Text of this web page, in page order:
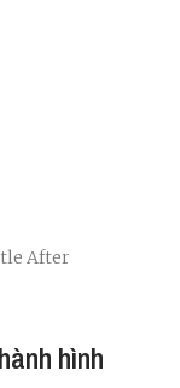
After
hình